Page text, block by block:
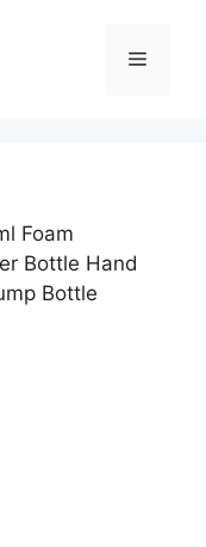
Menu
Foam
Bottle Hand
Bottle